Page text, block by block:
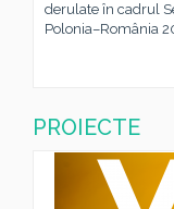
derulate în cadrul
Polonia–România
PROIECTE